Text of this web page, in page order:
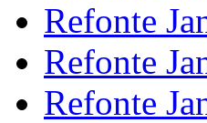
Refonte
Refonte
Refonte